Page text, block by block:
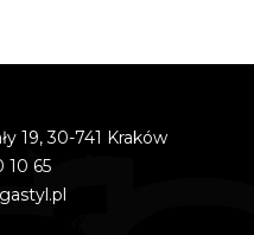
19, 30-741 Kraków
10 65